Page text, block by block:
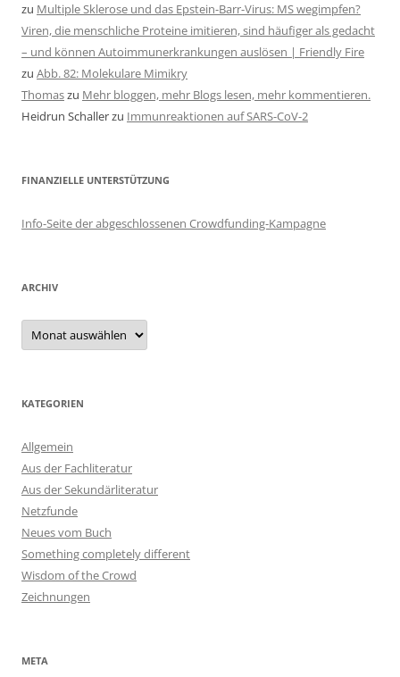
zu Multiple Sklerose und das Epstein-Barr-Virus: MS wegimpfen?
Viren, die menschliche Proteine imitieren, sind häufiger als gedacht
– und können Autoimmunerkrankungen auslösen | Friendly Fire
zu Abb. 82: Molekulare Mimikry
Thomaszu Mehr bloggen, mehr Blogs lesen, mehr kommentieren.
Heidrun Schallerzu Immunreaktionen auf SARS-CoV-2
FINANZIELLE UNTERSTÜTZUNG
Info-Seite der abgeschlossenen Crowdfunding-Kampagne
ARCHIV
Archiv
KATEGORIEN
Allgemein
Aus der Fachliteratur
Aus der Sekundärliteratur
Netzfunde
Neues vom Buch
Something completely different
Wisdom of the Crowd
Zeichnungen
META